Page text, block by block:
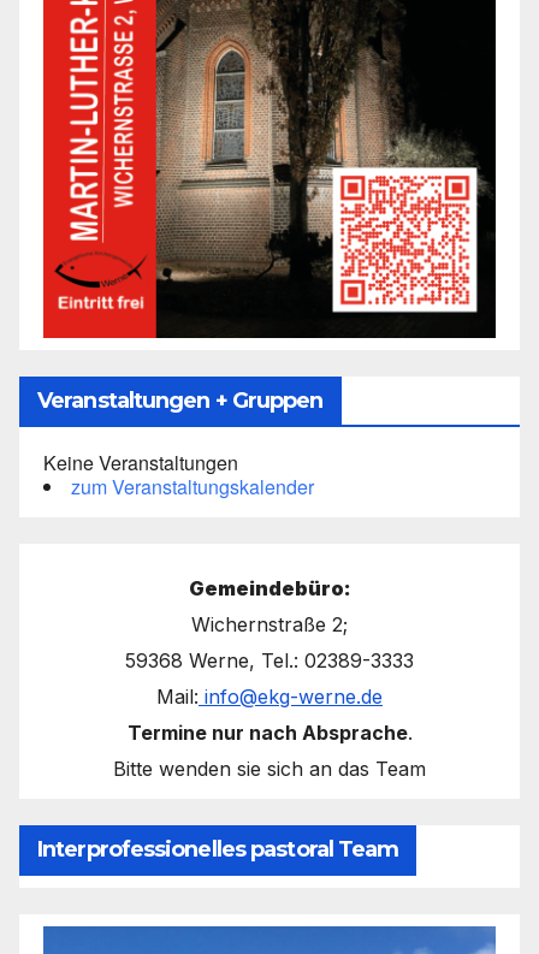
Veranstaltungen + Gruppen
Keine Veranstaltungen
zum Veranstaltungskalender
Gemeindebüro:
Wichernstraße 2;
59368 Werne, Tel.: 02389-3333
Mail: info@ekg-werne.de
Termine nur nach Absprache.
Bitte wenden sie sich an das Team
Interprofessionelles pastoral Team